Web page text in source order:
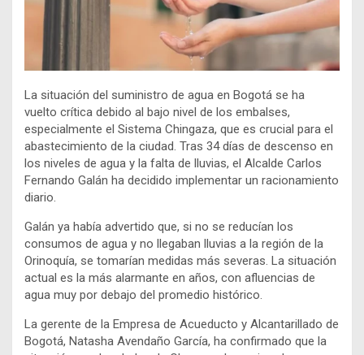
La situación del suministro de agua en Bogotá se ha
vuelto crítica debido al bajo nivel de los embalses,
especialmente el Sistema Chingaza, que es crucial para el
abastecimiento de la ciudad. Tras 34 días de descenso en
los niveles de agua y la falta de lluvias, el Alcalde Carlos
Fernando Galán ha decidido implementar un racionamiento
diario.
Galán ya había advertido que, si no se reducían los
consumos de agua y no llegaban lluvias a la región de la
Orinoquía, se tomarían medidas más severas. La situación
actual es la más alarmante en años, con afluencias de
agua muy por debajo del promedio histórico.
La gerente de la Empresa de Acueducto y Alcantarillado de
Bogotá, Natasha Avendaño García, ha confirmado que la